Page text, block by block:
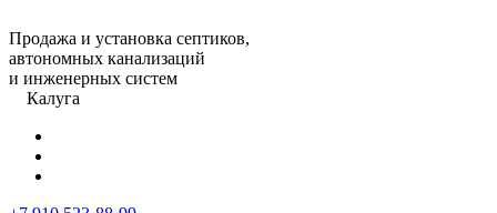
Продажа и установка септиков,
автономных канализаций
и инженерных систем
Калуга